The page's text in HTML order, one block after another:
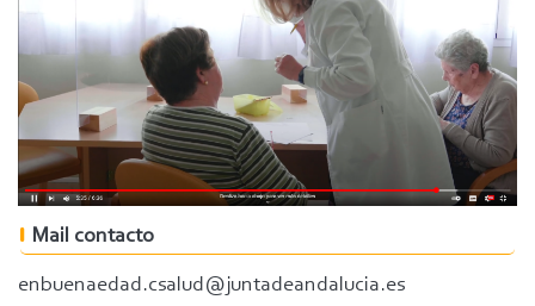
Mail contacto
enbuenaedad.csalud@juntadeandalucia.es